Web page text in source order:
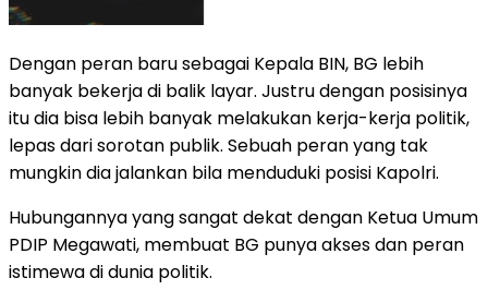
Dengan peran baru sebagai Kepala BIN, BG lebih
banyak bekerja di balik layar. Justru dengan posisinya
itu dia bisa lebih banyak melakukan kerja-kerja politik,
lepas dari sorotan publik. Sebuah peran yang tak
mungkin dia jalankan bila menduduki posisi Kapolri.
Hubungannya yang sangat dekat dengan Ketua Umum
PDIP Megawati, membuat BG punya akses dan peran
istimewa di dunia politik.